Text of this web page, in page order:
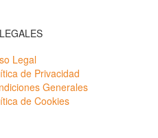
Legal
de Privacidad
Generales
de Cookies